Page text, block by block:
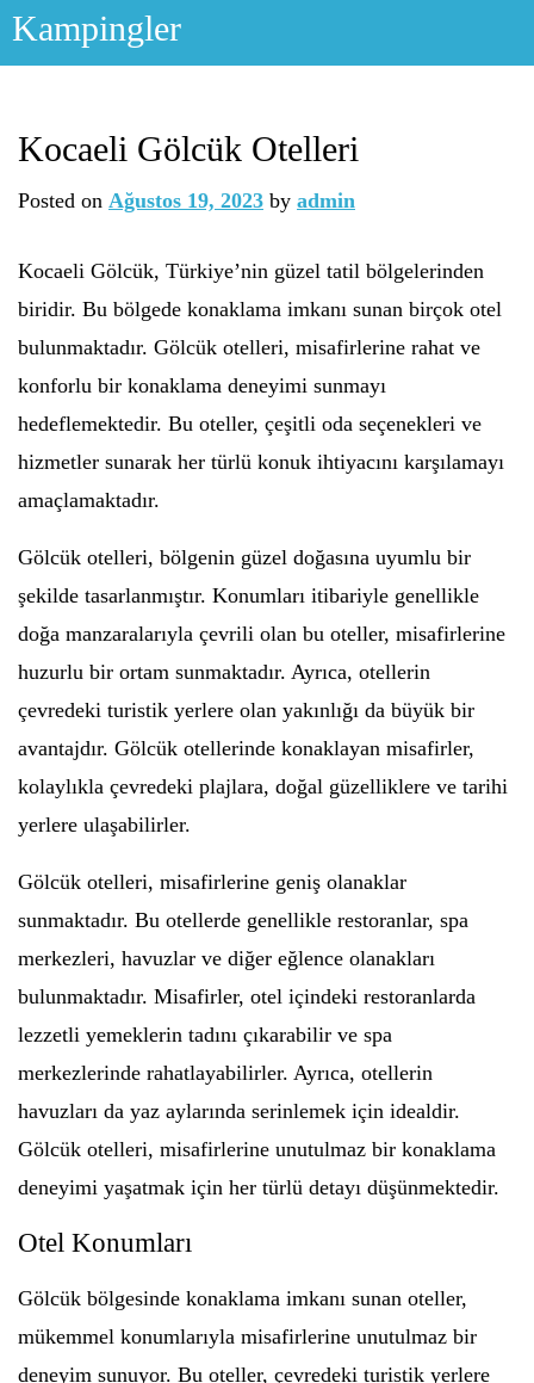
Skip
Kampingler
Kocaeli Gölcük Otelleri
Posted on Ağustos 19, 2023 by admin
Kocaeli Gölcük, Türkiye’nin güzel tatil bölgelerinden
biridir. Bu bölgede konaklama imkanı sunan birçok otel
bulunmaktadır. Gölcük otelleri, misafirlerine rahat ve
konforlu bir konaklama deneyimi sunmayı
hedeflemektedir. Bu oteller, çeşitli oda seçenekleri ve
hizmetler sunarak her türlü konuk ihtiyacını karşılamayı
amaçlamaktadır.
Gölcük otelleri, bölgenin güzel doğasına uyumlu bir
şekilde tasarlanmıştır. Konumları itibariyle genellikle
doğa manzaralarıyla çevrili olan bu oteller, misafirlerine
huzurlu bir ortam sunmaktadır. Ayrıca, otellerin
çevredeki turistik yerlere olan yakınlığı da büyük bir
avantajdır. Gölcük otellerinde konaklayan misafirler,
kolaylıkla çevredeki plajlara, doğal güzelliklere ve tarihi
yerlere ulaşabilirler.
Gölcük otelleri, misafirlerine geniş olanaklar
sunmaktadır. Bu otellerde genellikle restoranlar, spa
merkezleri, havuzlar ve diğer eğlence olanakları
bulunmaktadır. Misafirler, otel içindeki restoranlarda
lezzetli yemeklerin tadını çıkarabilir ve spa
merkezlerinde rahatlayabilirler. Ayrıca, otellerin
havuzları da yaz aylarında serinlemek için idealdir.
Gölcük otelleri, misafirlerine unutulmaz bir konaklama
deneyimi yaşatmak için her türlü detayı düşünmektedir.
Otel Konumları
Gölcük bölgesinde konaklama imkanı sunan oteller,
mükemmel konumlarıyla misafirlerine unutulmaz bir
deneyim sunuyor. Bu oteller, çevredeki turistik yerlere